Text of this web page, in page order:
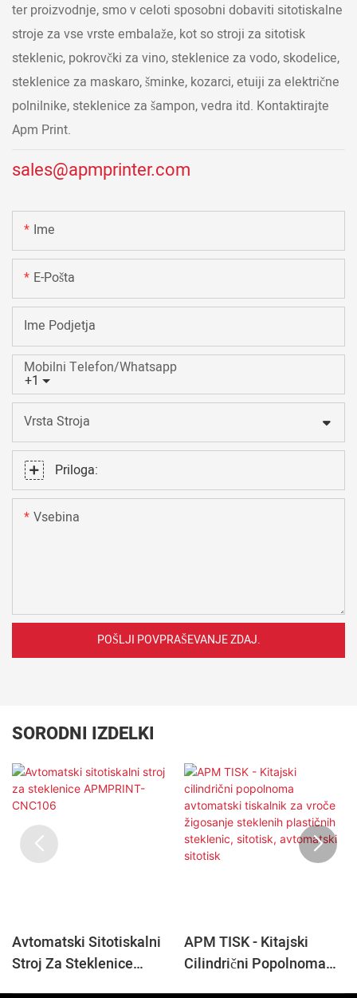
ter proizvodnje, smo v celoti sposobni dobaviti sitotiskalne
stroje za vse vrste embalaže, kot so stroji za sitotisk
steklenic, pokrovčki za vino, steklenice za vodo, skodelice,
steklenice za maskaro, šminke, kozarci, etuiji za električne
polnilnike, steklenice za šampon, vedra itd. Kontaktirajte
Apm Print.
sales@apmprinter.com
Ime
E-Pošta
Ime Podjetja
+1
Mobilni Telefon/Whatsapp
Vrsta Stroja
Priloga:
Vsebina
POŠLJI POVPRAŠEVANJE ZDAJ.
SORODNI IZDELKI
Avtomatski Sitotiskalni
Stroj Za Steklenice
APM TISK - Kitajski
Cilindrični Popolnoma